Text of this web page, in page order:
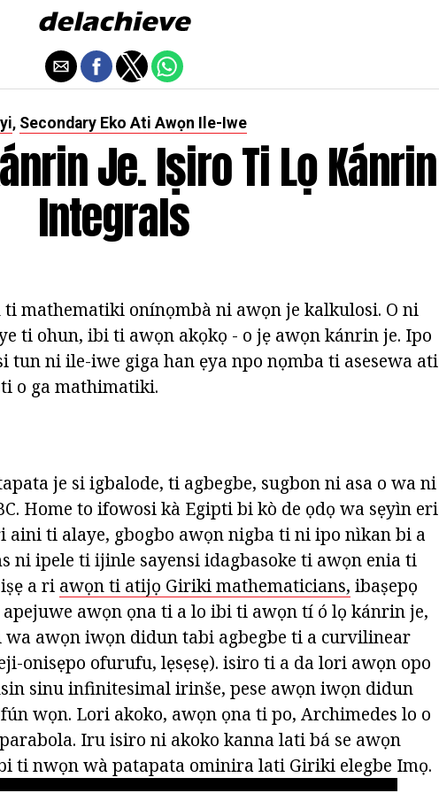
, Secondary Eko Ati Awọn Ile-Iwe
Je. Iṣiro Ti Lọ Kánrin
Integrals
mathematiki onínọmbà ni awọn je kalkulosi. O ni
ti ohun, ibi ti awọn akọkọ - o jẹ awọn kánrin je. Ipo
tun ni ile-iwe giga han ẹya npo nọmba ti asesewa ati
o ga mathimatiki.
je si igbalode, ti agbegbe, sugbon ni asa o wa ni
Home to ifowosi kà Egipti bi kò de ọdọ wa sẹyìn eri
aini ti alaye, gbogbo awọn nigba ti ni ipo nìkan bi a
ni ipele ti ijinle sayensi idagbasoke ti awọn enia ti
a ri awọn ti atijọ Giriki mathematicians, ibaṣepọ
awọn ọna ti a lo ibi ti awọn tí ó lọ kánrin je,
awọn iwọn didun tabi agbegbe ti a curvilinear
onisẹpo ofurufu, lẹsẹsẹ). isiro ti a da lori awọn opo
sinu infinitesimal irinše, pese awọn iwọn didun
wọn. Lori akoko, awọn ọna ti po, Archimedes lo o
Iru isiro ni akoko kanna lati bá se awọn
ti nwọn wà patapata ominira lati Giriki elegbe Imọ.